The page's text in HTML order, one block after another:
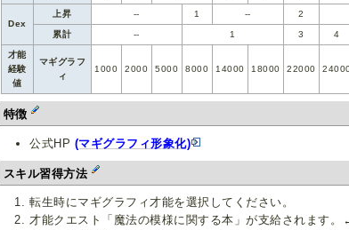
Dex
上昇 -- 1 -- 2
累計 -- 1 3 4
才能
経験
値
マギグラフ
ィ
1000 2000 5000 8000 14000 18000 22000
特徴
公式HP (マギグラフィ形象化)
スキル習得方法
転生時にマギグラフィ才能を選択してください。
才能クエスト「魔法の模様に関する本」が支給されます